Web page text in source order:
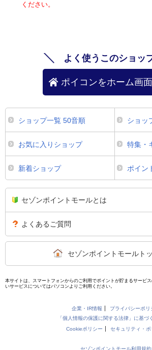
ください。
よく使うこのショッ
ポイコンをホーム画
ショップ一覧 50音順 ショッ
お気に入りショップ 特集・
新着ショップ ポイン
セゾンポイントモールとは
よくあるご質問
セゾンポイントモールト
本サイトは、スマートフォンからのご利用でポイントが貯まるサービ
いサービスについてはパソコンよりご利用ください。
企業・IR情報
プライバシーポリ
「個人情報の保護に関する法律」に基づ
Cookieポリシー
セキュリティ・ポ
セゾンポイントモール利用規約